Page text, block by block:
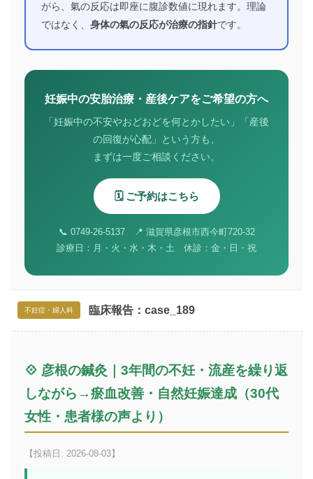
がら、氣の反応は即座に腹診数値に現れます。理論
ではなく、 身体の氣の反応が治療の指針です。
妊娠中の安胎治療・産後ケアをご希望の方へ
「妊娠中の不安やおどおどを何とかしたい」「産後
の回復が心配」という方も、
まずは一度ご相談ください。
🗓️ ご予約はこちら
📞 0749-26-5137 📍 滋賀県彦根市西今町720-32
診療日：月・火・水・木・土 休診：金・日・祝
不妊症・婦人科 臨床報告：case_189
💠 彦根の鍼灸｜3年間の不妊・流産を繰り返
しながら→瘀血改善・自然妊娠達成（30代
女性・患者様の声より）
【投稿日: 2026-08-03】